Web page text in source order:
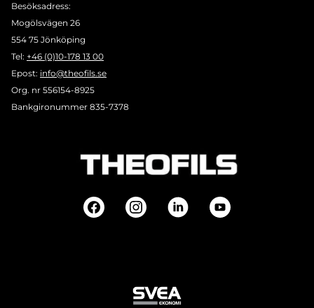
Besöksadress:
Mogölsvägen 26
554 75 Jönköping
Tel: +46 (0)10-178 13 00
Epost: info@theofils.se
Org. nr 556154-8925
Bankgironummer 835-7378